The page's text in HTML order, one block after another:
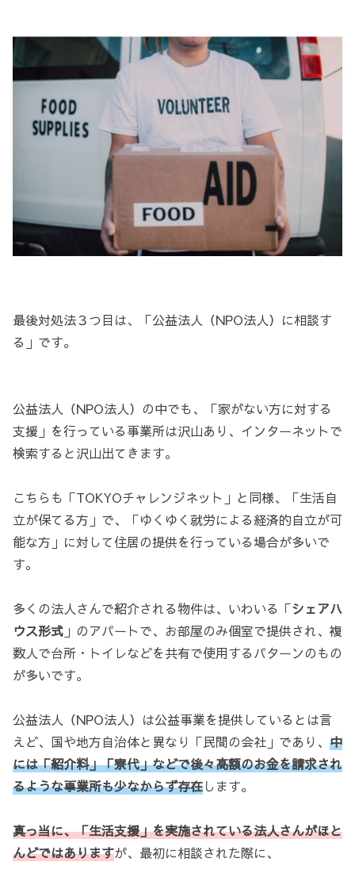
最後対処法３つ目は、「公益法人（NPO法人）に相談す
る」です。
公益法人（NPO法人）の中でも、「家がない方に対する
支援」を行っている事業所は沢山あり、インターネットで
検索すると沢山出てきます。
こちらも「TOKYOチャレンジネット」と同様、「生活自
立が保てる方」で、「ゆくゆく就労による経済的自立が可
能な方」に対して住居の提供を行っている場合が多いで
す。
多くの法人さんで紹介される物件は、いわいる「シェアハ
ウス形式 」のアパートで、お部屋のみ個室で提供され、複
数人で台所・トイレなどを共有で使用するパターンのもの
が多いです。
公益法人（NPO法人）は公益事業を提供しているとは言
えど、国や地方自治体と異なり「民間の会社」であり、 中
には「紹介料」「寮代」などで後々高額のお金を請求され
るような事業所も少なからず存在します。
真っ当に、「生活支援」を実施されている法人さんがほと
んどではありますが、最初に相談された際に、